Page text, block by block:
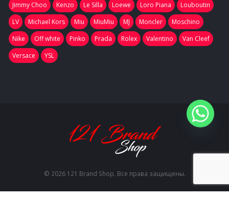
Jimmy Choo
Kenzo Le Silla Loewe Loro Piana
Louboutin
LV
Michael Kors Miu MiuMiu MJ Moncler
Moschino
Nike
Off white Pinko Prada Rolex Valentino
Van Cleef
Versace
YSL
© 2026 121 Brand Shop. Все права защищены.